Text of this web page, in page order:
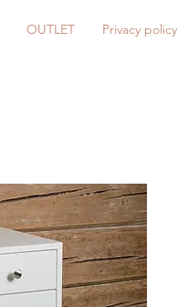
OUTLET Privacy policy